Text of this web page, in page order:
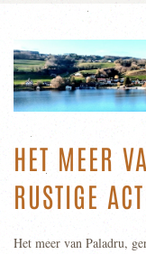
HET MEER
RUSTIGE
Het meer van Paladru,